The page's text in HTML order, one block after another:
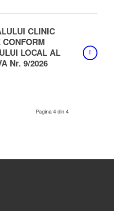
CLINIC
LOCAL AL
Nr. 9/2026
Pagina 4 din 4